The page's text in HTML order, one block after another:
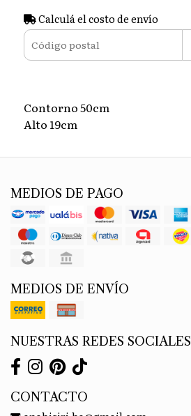
Calculá el costo de envío
Contorno 50cm
Alto 19cm
MEDIOS DE PAGO
MEDIOS DE ENVÍO
NUESTRAS REDES SOCIALES
CONTACTO